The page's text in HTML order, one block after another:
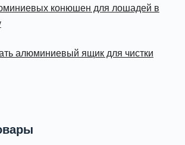
конюшен для лошадей в
алюминиевый ящик для чистки